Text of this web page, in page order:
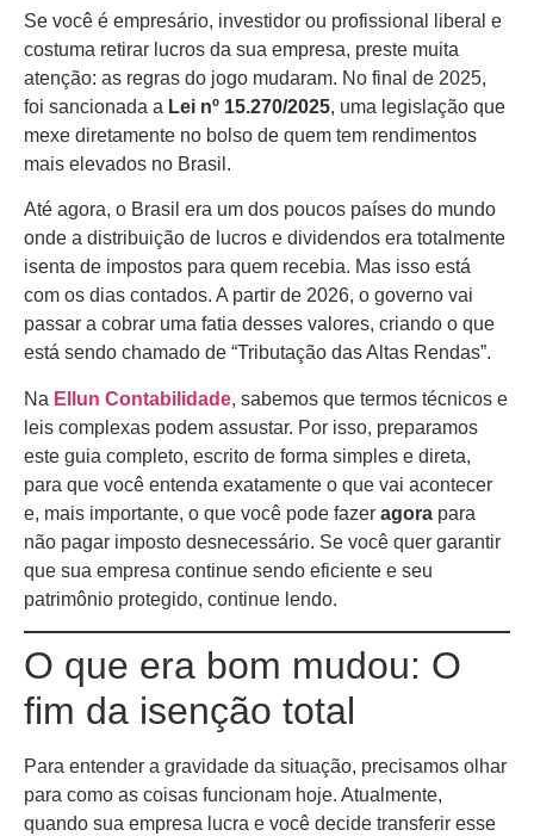
Se você é empresário, investidor ou profissional liberal e
costuma retirar lucros da sua empresa, preste muita
atenção: as regras do jogo mudaram. No final de 2025,
foi sancionada a Lei nº 15.270/2025, uma legislação que
mexe diretamente no bolso de quem tem rendimentos
mais elevados no Brasil.
Até agora, o Brasil era um dos poucos países do mundo
onde a distribuição de lucros e dividendos era totalmente
isenta de impostos para quem recebia. Mas isso está
com os dias contados. A partir de 2026, o governo vai
passar a cobrar uma fatia desses valores, criando o que
está sendo chamado de “Tributação das Altas Rendas”.
Na Ellun Contabilidade, sabemos que termos técnicos e
leis complexas podem assustar. Por isso, preparamos
este guia completo, escrito de forma simples e direta,
para que você entenda exatamente o que vai acontecer
e, mais importante, o que você pode fazer agora para
não pagar imposto desnecessário. Se você quer garantir
que sua empresa continue sendo eficiente e seu
patrimônio protegido, continue lendo.
O que era bom mudou: O
fim da isenção total
Para entender a gravidade da situação, precisamos olhar
para como as coisas funcionam hoje. Atualmente,
quando sua empresa lucra e você decide transferir esse